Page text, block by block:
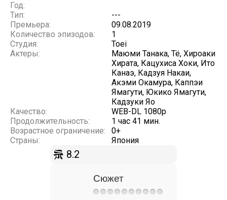
Год:
Тип:
---
Премьера:
09.08.2019
Количество эпизодов:
1
Студия:
Toei
Актеры:
Маюми Танака, Тё, Хироаки
Хирата, Кацухиса Хоки, Ито
Канаэ, Кадзуя Накаи,
Акэми Окамура, Каппэи
Ямагути, Юкико Ямагути,
Кадзуки Яо
Качество:
WEB-DL 1080p
Продолжительность:
1 час 41 мин.
Возрастное ограничение:
0+
Страны:
Япония
8.2
Сюжет